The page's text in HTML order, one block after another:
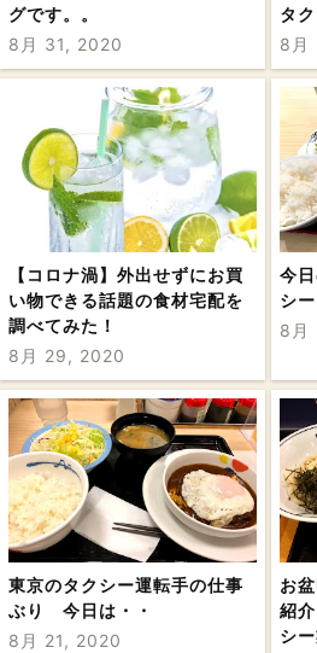
グです。。
8月 31, 2020
タ
8月
【コロナ渦】外出せずにお買
い物できる話題の食材宅配を
調べてみた！
8月 29, 2020
今
シー
8月
東京のタクシー運転手の仕事
ぶり 今日は・・
8月 21, 2020
お
紹
シ